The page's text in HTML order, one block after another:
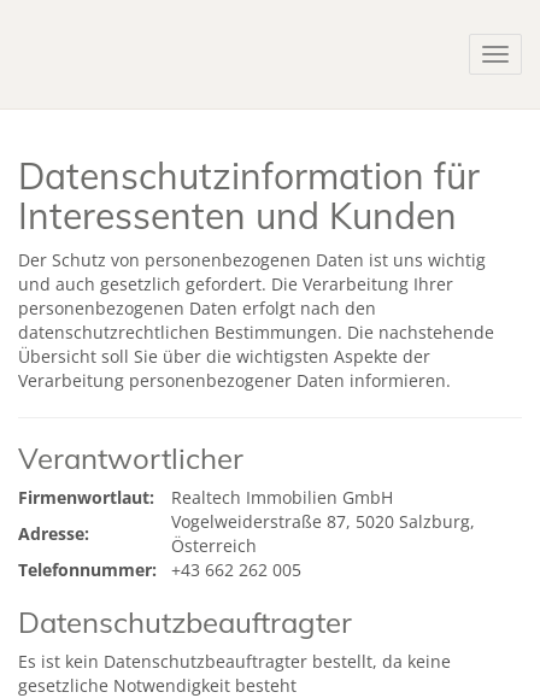
Datenschutzinformation für
Interessenten und Kunden
Der Schutz von personenbezogenen Daten ist uns wichtig
und auch gesetzlich gefordert. Die Verarbeitung Ihrer
personenbezogenen Daten erfolgt nach den
datenschutzrechtlichen Bestimmungen. Die nachstehende
Übersicht soll Sie über die wichtigsten Aspekte der
Verarbeitung personenbezogener Daten informieren.
Verantwortlicher
Firmenwortlaut:
Realtech Immobilien GmbH
Adresse:
Vogelweiderstraße 87, 5020 Salzburg,
Österreich
Telefonnummer:
+43 662 262 005
Datenschutzbeauftragter
Es ist kein Datenschutzbeauftragter bestellt, da keine
gesetzliche Notwendigkeit besteht